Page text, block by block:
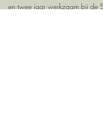
en twee jaar werkzaam bij de